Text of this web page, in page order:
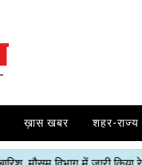
ख़ास खबर शहर-राज्य